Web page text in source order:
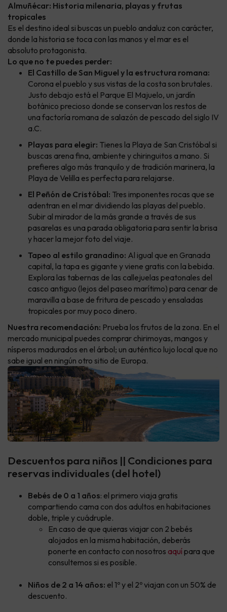
Almuñécar: Historia milenaria, playas y frutas
tropicales
Es el destino ideal si buscas un pueblo andaluz con carácter,
donde la historia se toca con las manos y el mar es el
absoluto protagonista.
Lo que no te puedes perder:
El Castillo de San Miguel y la estructura romana:
Corona el pueblo y sus vistas de la costa son brutales.
Justo debajo está el Parque El Majuelo, un jardín
botánico precioso donde se conservan los restos de
una factoría romana de salazón de pescado del siglo IV
a.C.
Playas para elegir: Tienes la Playa de San Cristóbal si
buscas arena fina, ambiente y chiringuitos a mano. Si
prefieres algo más tranquilo y de tradición marinera, la
Playa de Velilla es perfecta para relajarse.
El Peñón de Cristóbal: Tres imponentes rocas que se
adentran en el mar dividiendo las playas del pueblo.
Subir al mirador de la más grande a través de sus
pasarelas es una parada obligatoria para sentir la brisa
y hacer la mejor foto del viaje.
Tapeo al estilo granadino: Al igual que en Granada
capital, la tapa es gigante y viene gratis con la bebida.
Explora las tabernas de las callejuelas peatonales del
casco antiguo (lejos del paseo marítimo) para cenar de
maravilla a base de fritura de pescado y ensaladas
tropicales por muy poco dinero.
Nuestra recomendación: Prueba los frutos de la zona. En el
mercado municipal puedes comprar chirimoyas, mangos y
nísperos madurados en el árbol; un auténtico lujo local que no
sabe igual en ningún otro sitio de Europa.
Descuentos para niños || Condiciones para
reservas individuales (del hotel)
Bebés de 0 a 1 años: el primero viaja gratis
compartiendo cama con dos adultos en habitaciones
doble, triple y cuádruple.
En caso de que quieras viajar con 2 bebés
alojados en la misma habitación, deberás
ponerte en contacto con nosotros aquípara que
consultemos si es posible.
Niños de 2 a 14 años: el 1º y el 2º viajan con un 50% de
descuento.